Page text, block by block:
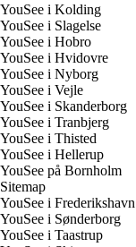
YouSee i Kolding
YouSee i Slagelse
YouSee i Hobro
YouSee i Hvidovre
YouSee i Nyborg
YouSee i Vejle
YouSee i Skanderborg
YouSee i Tranbjerg
YouSee i Thisted
YouSee i Hellerup
YouSee på Bornholm
Sitemap
YouSee i Frederikshavn
YouSee i Sønderborg
YouSee i Taastrup